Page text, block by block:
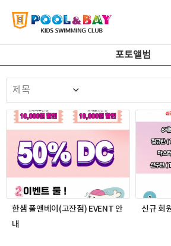
포토앨범
한샘 풀앤베이(고잔점) EVENT 안
내
신규 회